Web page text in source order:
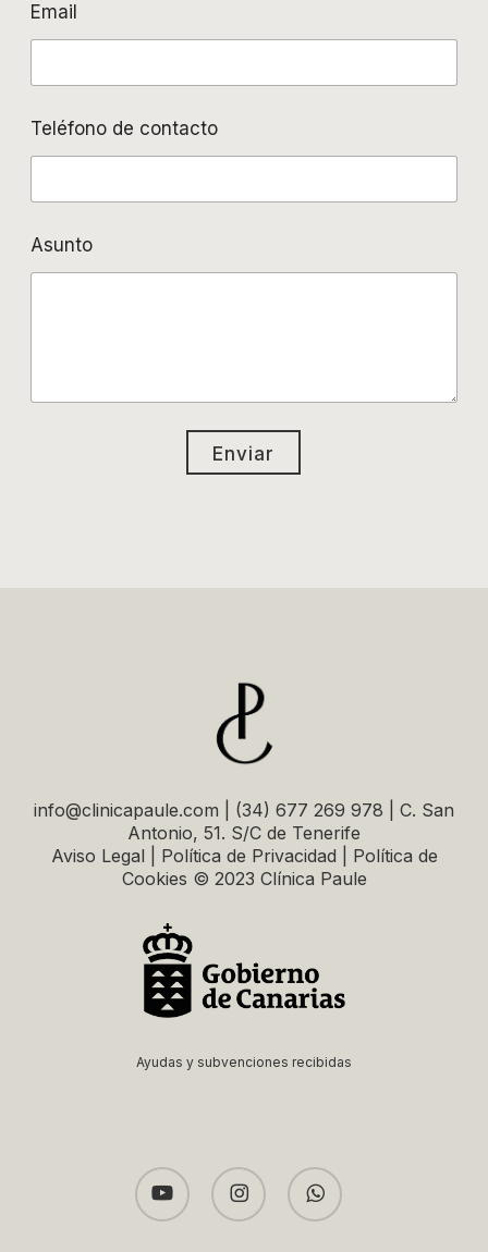
Email
Teléfono de contacto
Asunto
Enviar
info@clinicapaule.com | (34) 677 269 978 | C. San
Antonio, 51. S/C de Tenerife
Aviso Legal | Política de Privacidad | Política de
Cookies © 2023 Clínica Paule
Ayudas y subvenciones recibidas
youtube instagram whatsapp